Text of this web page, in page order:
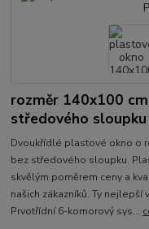
rozměr 140x100
středového sloupku
Dvoukřídlé plastové okno o
bez středového sloupku.
skvělým poměrem ceny a
našich zákazníků. Ty
Prvotřídní 6-komorový sys...